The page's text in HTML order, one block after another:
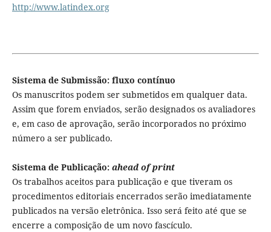
http://www.latindex.org
Sistema de Submissão: fluxo contínuo
Os manuscritos podem ser submetidos em qualquer data.
Assim que forem enviados, serão designados os avaliadores
e, em caso de aprovação, serão incorporados no próximo
número a ser publicado.
Sistema de Publicação: ahead of print
Os trabalhos aceitos para publicação e que tiveram os
procedimentos editoriais encerrados serão imediatamente
publicados na versão eletrônica. Isso será feito até que se
encerre a composição de um novo fascículo.